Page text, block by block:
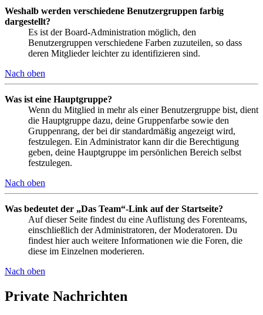
Weshalb werden verschiedene Benutzergruppen farbig
dargestellt?
Es ist der Board-Administration möglich, den
Benutzergruppen verschiedene Farben zuzuteilen, so dass
deren Mitglieder leichter zu identifizieren sind.
Nach oben
Was ist eine Hauptgruppe?
Wenn du Mitglied in mehr als einer Benutzergruppe bist, dient
die Hauptgruppe dazu, deine Gruppenfarbe sowie den
Gruppenrang, der bei dir standardmäßig angezeigt wird,
festzulegen. Ein Administrator kann dir die Berechtigung
geben, deine Hauptgruppe im persönlichen Bereich selbst
festzulegen.
Nach oben
Was bedeutet der „Das Team“-Link auf der Startseite?
Auf dieser Seite findest du eine Auflistung des Forenteams,
einschließlich der Administratoren, der Moderatoren. Du
findest hier auch weitere Informationen wie die Foren, die
diese im Einzelnen moderieren.
Nach oben
Private Nachrichten